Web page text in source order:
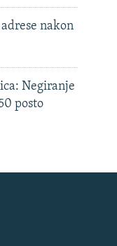
nakon
Negiranje
posto